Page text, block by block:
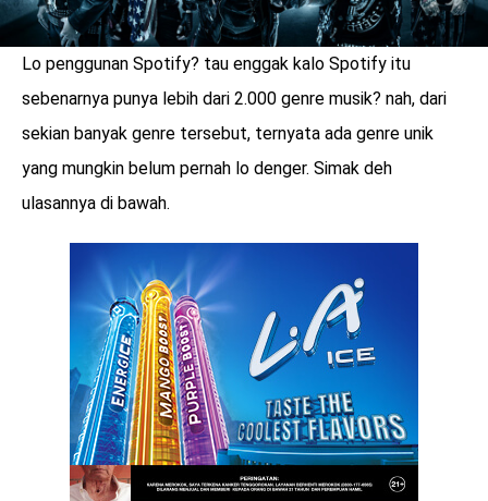
menarik
Lo penggunan Spotify? tau enggak kalo Spotify itu
sebenarnya punya lebih dari 2.000 genre musik? nah, dari
sekian banyak genre tersebut, ternyata ada genre unik
yang mungkin belum pernah lo denger. Simak deh
ulasannya di bawah.